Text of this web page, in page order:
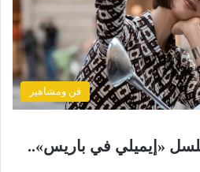
فن ومشاهير
«إيميلي في باريس»..